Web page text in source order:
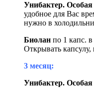
Унибактер. Особая
удобное для Вас
нужно в
Биолан по 1 капс.
Открывать
3 месяц:
Унибактер. Особая